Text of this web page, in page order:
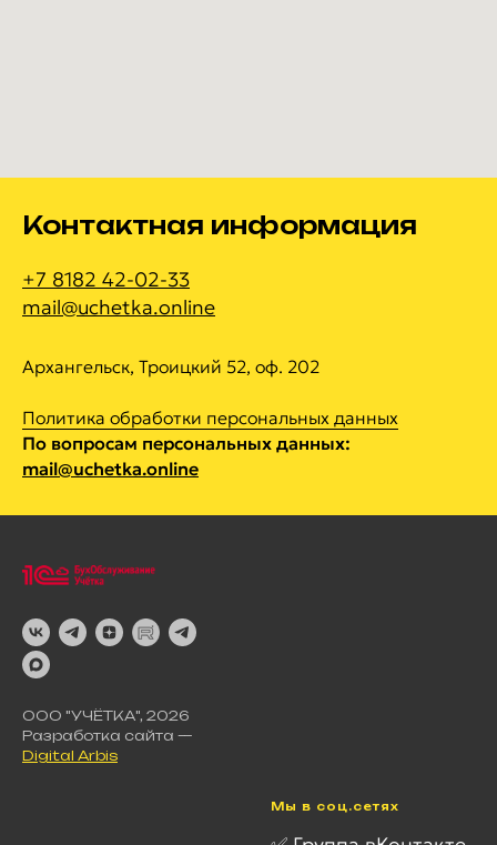
Контактная информация
+7 8182 42-02-33
mail@uchetka.online
Архангельск, Троицкий 52, оф. 202
Политика обработки персональных данных
По вопросам персональных данных:
mail@uchetka.online
ООО "УЧЁТКА", 2026
Разработка сайта —
Digital Arbis
Мы в соц.сетях